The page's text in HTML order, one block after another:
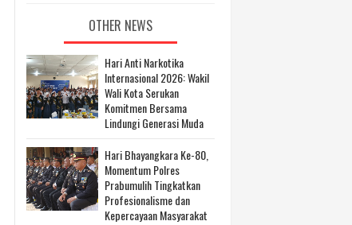
OTHER NEWS
Hari Anti Narkotika
Internasional 2026: Wakil
Wali Kota Serukan
Komitmen Bersama
Lindungi Generasi Muda
Hari Bhayangkara Ke-80,
Momentum Polres
Prabumulih Tingkatkan
Profesionalisme dan
Kepercayaan Masyarakat